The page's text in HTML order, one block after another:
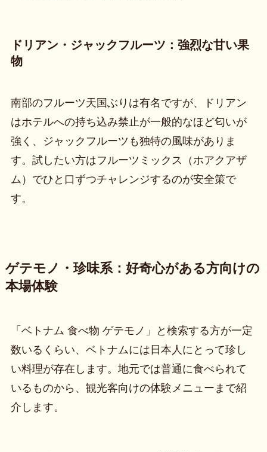
ドリアン・ジャックフルーツ：強烈な甘い果
物
南部のフルーツ天国ぶりは有名ですが、ドリアン
はホテルへの持ち込み禁止が一般的なほど匂いが
強く、ジャックフルーツも独特の風味がありま
す。試したい方はフルーツミックス（ホアクアザ
ム）でひと口ずつチャレンジするのが安全策で
す。
ゲテモノ・珍味系：好奇心がある方向けの
本場体験
「ベトナム 食べ物 ゲテモノ」と検索する方が一定
数いるくらい、ベトナムには日本人にとって珍し
い料理が存在します。地元では普通に食べられて
いるものから、観光客向けの体験メニューまで紹
介します。